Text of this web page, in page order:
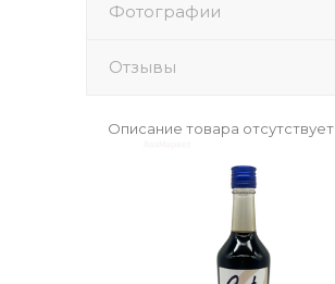
Фотографии
Отзывы
Описание товара отсутствует